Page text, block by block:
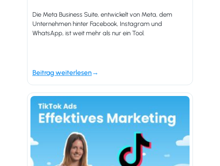
Die Meta Business Suite, entwickelt von Meta, dem
Unternehmen hinter Facebook, Instagram und
WhatsApp, ist weit mehr als nur ein Tool.
Beitrag weiterlesen